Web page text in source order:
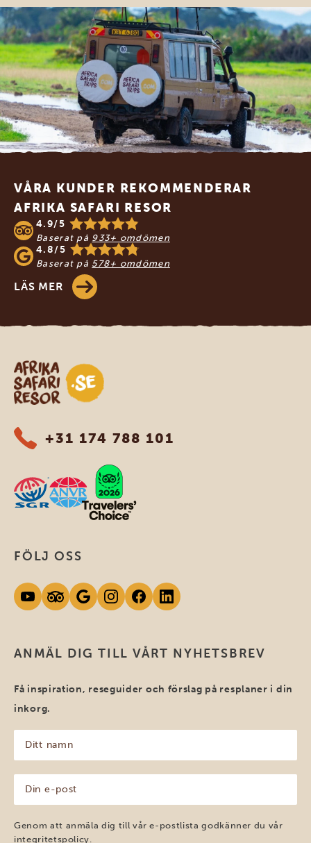
Footer
VÅRA KUNDER REKOMMENDERAR
AFRIKA SAFARI RESOR
4.9/5
Baserat på 933+ omdömen
4.8/5
Baserat på 578+ omdömen
LÄS MER
Safari-resor i Afrika
+31 174 788 101
ANMÄL DIG TILL VÅRT NYHETSBREV
Få inspiration, reseguider och förslag på resplaner i din
inkorg.
namn
(Obligatoriskt)
post
(Obligatoriskt)
Genom att anmäla dig till vår e-postlista godkänner du vår
integritetspolicy.
FÖLJ OSS